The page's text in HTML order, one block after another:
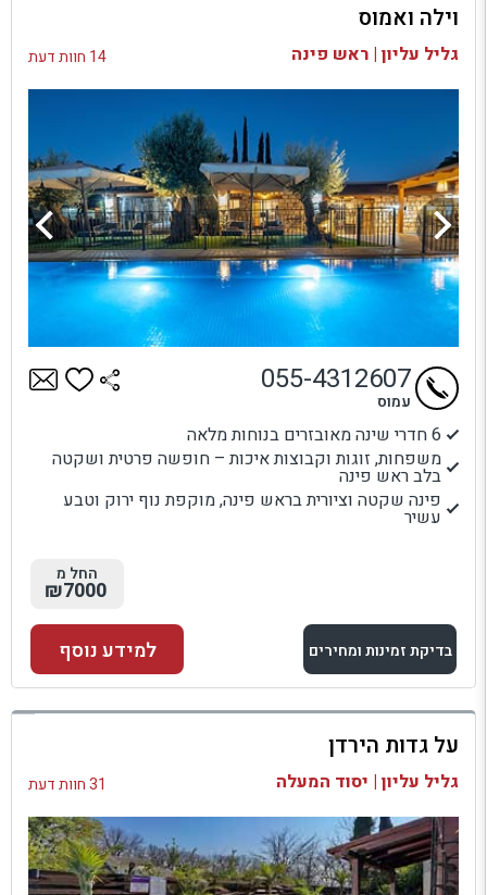
בדיקת זמינות ומחירים
וילה ואמוס
גליל עליון | ראש פינה 14 חוות דעת
6 חדרי שינה מאובזרים בנוחות מלאה
משפחות, זוגות וקבוצות איכות – חופשה פרטית ושקטה
בלב ראש פינה
פינה שקטה וציורית בראש פינה, מוקפת נוף ירוק וטבע
עשיר
055-4312607
עמוס
החל מ
₪7000
בדיקת זמינות ומחירים
למתחם זה
בדיקת זמינות ומחירים
למידע נוסף
על גדות הירדן
גליל עליון | יסוד המעלה 31 חוות דעת